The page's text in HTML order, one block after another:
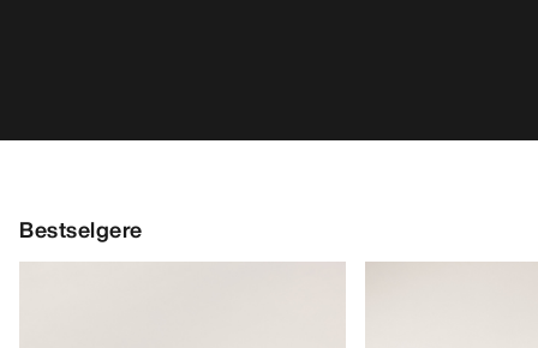
Bestselgere